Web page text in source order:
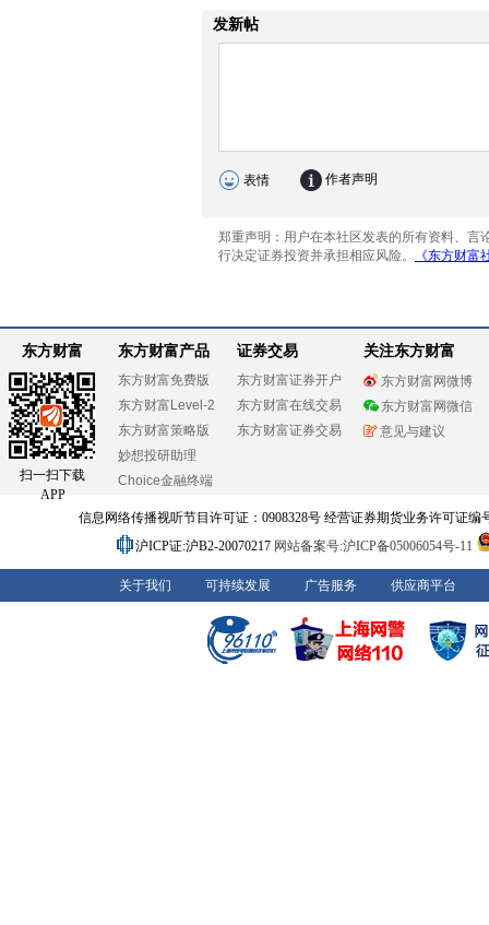
东方财富
扫一扫下载
APP
东方财富产品
东方财富免费版
东方财富Level-2
东方财富策略版
妙想投研助理
Choice金融终端
证券交易
东方财富证券开户
东方财富在线交易
东方财富证券交易
关注东方财富
东方财富网微博
东方财富网微信
意见与建议
信息网络传播视听节目许可证：0908328号 经营证券期货业务许可证编
沪ICP证:沪B2-20070217 网站备案号:沪ICP备05006054号-11
关于我们 可持续发展 广告服务 供应商平台